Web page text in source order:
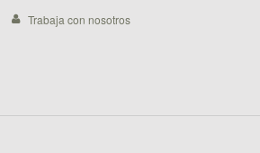
Trabaja con nosotros